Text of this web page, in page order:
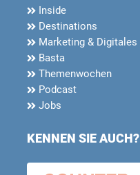
Inside
Destinations
Marketing & Digitales
Basta
Themenwochen
Podcast
Jobs
KENNEN SIE AUCH?